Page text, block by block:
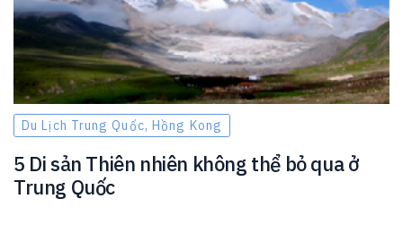
Du Lịch Trung Quốc, Hồng Kong
5 Di sản Thiên nhiên không thể bỏ qua ở
Trung Quốc